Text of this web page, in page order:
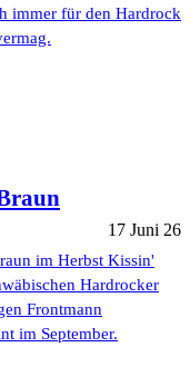
immer für den Hardrock
17 Juni 26
im Herbst Kissin'
Hardrocker
Frontmann
im September.